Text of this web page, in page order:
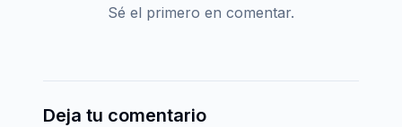
Sé el primero en comentar.
Deja tu comentario